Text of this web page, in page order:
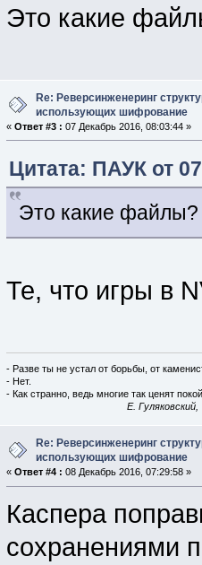
{
u32b uniq
равен avatar,
u32b prev;
u32b size;
u32b
структуру
размером 64
байта
u32b fsize
должен
u32b zero;
возможно
c8   ext[4]
но иногда
расширения
имени
c8
}
Это какие
Re: Реверсинженеринг
использующих шифрование
«Ответ #3 : 07 Декабрь 2016, 08:03:44 »
Цитата: ПАУК от
Это какие
Те, что игры в
- Разве ты не устал от борьбы, от
- Нет.
- Как странно, ведь многие так ценят
E.
Re: Реверсинженеринг
использующих шифрование
«Ответ #4 : 08 Декабрь 2016, 07:29:58 »
Каспера
сохранениями